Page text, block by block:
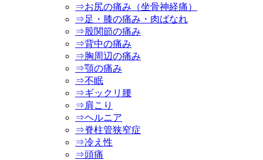
⇒お尻の痛み（坐骨神経痛）
⇒足・膝の痛み・肉ばなれ
⇒股関節の痛み
⇒背中の痛み
⇒胸周辺の痛み
⇒顎の痛み
⇒不眠
⇒ギックリ腰
⇒肩こり
⇒ヘルニア
⇒脊柱管狭窄症
⇒冷え性
⇒頭痛